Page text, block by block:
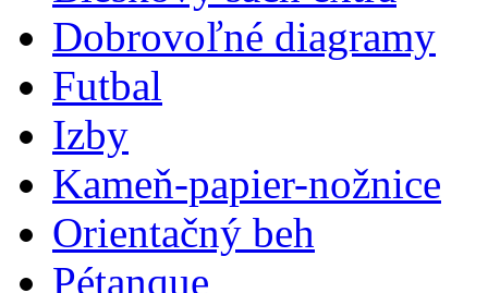
Dobrovoľné diagramy
Futbal
Izby
Kameň-papier-nožnice
Orientačný beh
Pétanque